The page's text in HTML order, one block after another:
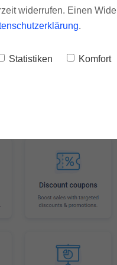
von
widerrufen. Einen
.
Statistiken Komfort